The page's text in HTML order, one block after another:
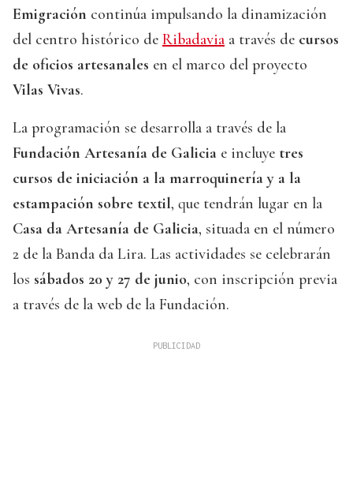
Emigración continúa impulsando la dinamización
del centro histórico de Ribadavia a través de cursos
de oficios artesanales en el marco del proyecto
Vilas Vivas.
La programación se desarrolla a través de la
Fundación Artesanía de Galicia e incluye tres
cursos de iniciación a la marroquinería y a la
estampación sobre textil, que tendrán lugar en la
Casa da Artesanía de Galicia, situada en el número
2 de la Banda da Lira. Las actividades se celebrarán
los sábados 20 y 27 de junio, con inscripción previa
a través de la web de la Fundación.